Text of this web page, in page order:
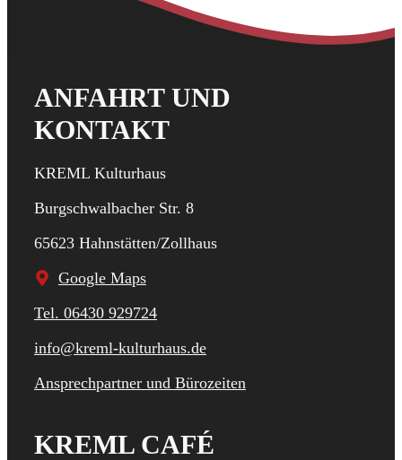
ANFAHRT UND
KONTAKT
KREML Kulturhaus
Burgschwalbacher Str. 8
65623 Hahnstätten/Zollhaus
Google Maps
Tel. 06430 929724
info@kreml-kulturhaus.de
Ansprechpartner und Bürozeiten
KREML CAFÉ